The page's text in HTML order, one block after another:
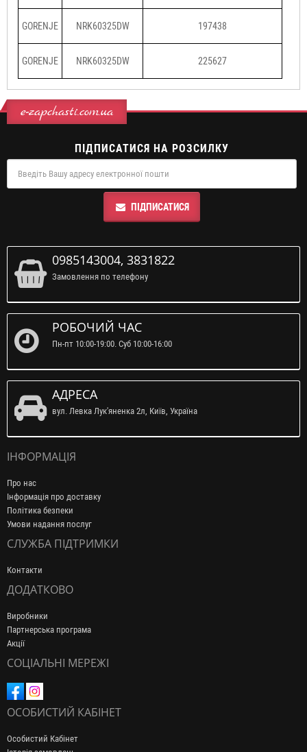
GORENJE NRK60325DW 197438
GORENJE NRK60325DW 225627
e-zapchasti.com.ua
ПІДПИСАТИСЯ НА РОЗСИЛКУ
ПІДПИСАТИСЯ
0985143004, 3831822
Замовлення по телефону
РОБОЧИЙ ЧАС
Пн-пт 10:00-19:00. Суб 10:00-16:00
АДРЕСА
вул. Левка Лук'яненка 2л, Київ, Україна
ІНФОРМАЦІЯ
Про нас
Інформація про доставку
Політика безпеки
Умови надання послуг
СЛУЖБА ПІДТРИМКИ
Контакти
ДОДАТКОВО
Виробники
Партнерська програма
Акції
СОЦІАЛЬНІ МЕРЕЖІ
ОСОБИСТИЙ КАБІНЕТ
Особистий Кабінет